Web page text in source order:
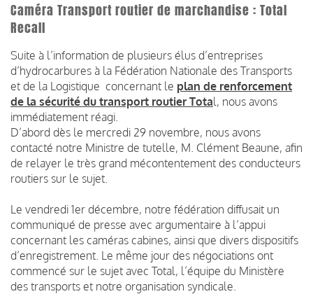
Caméra Transport routier de marchandise : Total
Recall
Suite à l’information de plusieurs élus d’entreprises
d’hydrocarbures à la Fédération Nationale des Transports
et de la Logistique concernant le plan de renforcement
de la sécurité du transport routier Total, nous avons
immédiatement réagi.
D’abord dès le mercredi 29 novembre, nous avons
contacté notre Ministre de tutelle, M. Clément Beaune, afin
de relayer le très grand mécontentement des conducteurs
routiers sur le sujet.
Le vendredi 1er décembre, notre fédération diffusait un
communiqué de presse avec argumentaire à l’appui
concernant les caméras cabines, ainsi que divers dispositifs
d’enregistrement. Le même jour des négociations ont
commencé sur le sujet avec Total, l’équipe du Ministère
des transports et notre organisation syndicale.